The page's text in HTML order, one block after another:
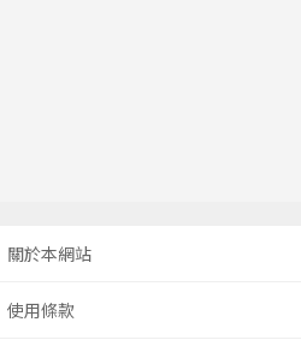
關於本網站
使用條款